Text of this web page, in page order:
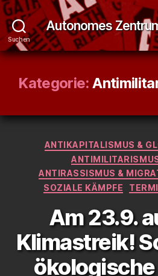
Suchen
Autonomes
Kategorie:
ANTIKAPITALISMUS &
ANTIRASSISMUS &
SOZIALE KÄMPFE
Am 23.9.
Klimastreik!